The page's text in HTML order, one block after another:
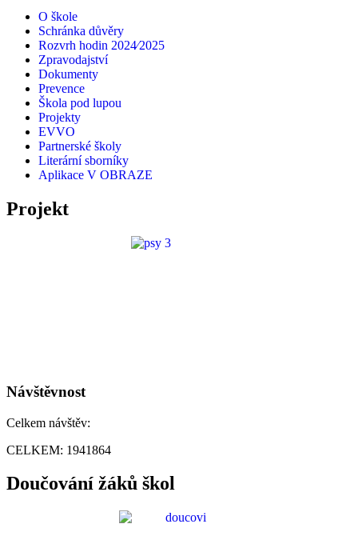
O škole
Schránka důvěry
Rozvrh hodin 2024⁄2025
Zpravodajství
Dokumenty
Prevence
Škola pod lupou
Projekty
EVVO
Partnerské školy
Literární sborníky
Aplikace V OBRAZE
Projekt
Návštěvnost
Celkem návštěv:
CELKEM: 1941864
Doučování žáků škol